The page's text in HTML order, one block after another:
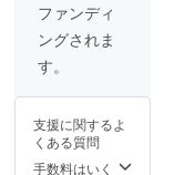
ファンディ
ングされま
す。
支援に関するよ
くある質問
手数料はいく